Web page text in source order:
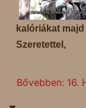
kalóriákat
Szeretettel,
Bővebben: 16.